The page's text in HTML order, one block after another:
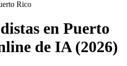
Rico
en Puerto
de IA (2026)